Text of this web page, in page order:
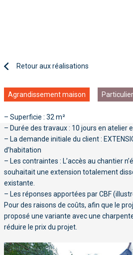
Retour aux réalisations
Agrandissement maison Particulier
– Superficie : 32 m²
– Durée des travaux : 10 jours en atelier
– La demande initiale du client :
d’habitation
– Les contraintes : L’accès au chantier
souhaitait une extension totalement
existante.
– Les réponses apportées par CBF
Pour des raisons de coûts, afin que le
proposé une variante avec une
réduire le prix du projet.